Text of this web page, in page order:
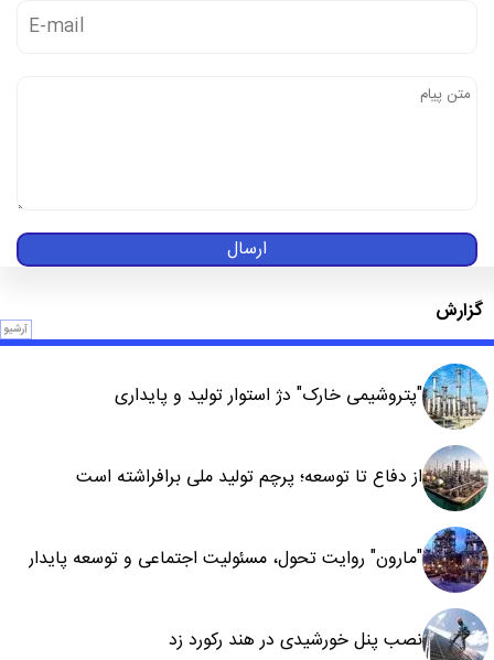
ارسال
گزارش
آرشیو
"پتروشیمی خارک" دژ استوار تولید و پایداری
از دفاع تا توسعه؛ پرچم تولید ملی برافراشته است
"مارون" روایت تحول، مسئولیت اجتماعی و توسعه پایدار
نصب پنل خورشیدی در هند رکورد زد